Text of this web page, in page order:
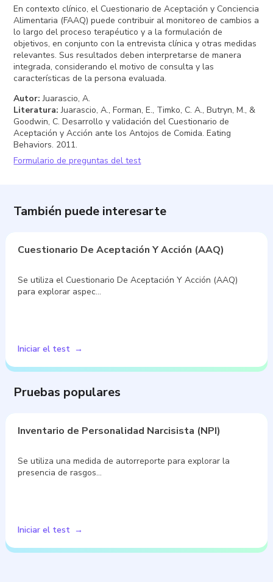
En contexto clínico, el Cuestionario de Aceptación y Conciencia
Alimentaria (FAAQ) puede contribuir al monitoreo de cambios a
lo largo del proceso terapéutico y a la formulación de
objetivos, en conjunto con la entrevista clínica y otras medidas
relevantes. Sus resultados deben interpretarse de manera
integrada, considerando el motivo de consulta y las
características de la persona evaluada.
Autor: Juarascio, A.
Literatura: Juarascio, A., Forman, E., Timko, C. A., Butryn, M., &
Goodwin, C. Desarrollo y validación del Cuestionario de
Aceptación y Acción ante los Antojos de Comida. Eating
Behaviors. 2011.
Formulario de preguntas del test
También puede interesarte
Cuestionario De Aceptación Y Acción (AAQ)
Se utiliza el Cuestionario De Aceptación Y Acción (AAQ)
para explorar aspec…
Iniciar el test
Pruebas populares
Inventario de Personalidad Narcisista (NPI)
Se utiliza una medida de autorreporte para explorar la
presencia de rasgos…
Iniciar el test